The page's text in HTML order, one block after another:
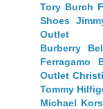
Tory Burch
Shoes
Outlet
Burberry
Ferragamo
Outlet
Tommy
Michael